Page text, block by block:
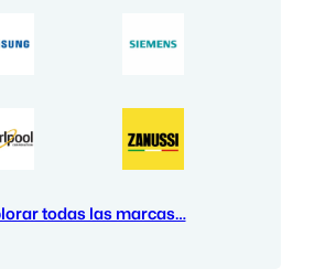
todas las marcas…